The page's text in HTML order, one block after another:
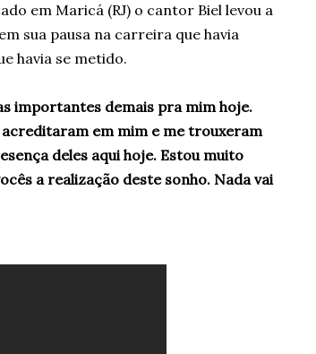
em Maricá (RJ) o cantor Biel levou a
sua pausa na carreira que havia
havia se metido.
importantes demais pra mim hoje.
acreditaram em mim e me trouxeram
deles aqui hoje. Estou muito
a realização deste sonho. Nada vai